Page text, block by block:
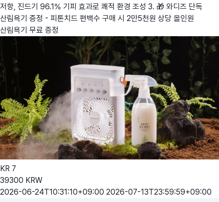
저항, 진드기 96.1% 기피 효과로 쾌적 환경 조성 3. 🎁 와디즈 단독
산림욕기 증정 - 피톤치드 편백수 구매 시 2만5천원 상당 올인원
산림욕기 무료 증정
KR 7
39300 KRW
2026-06-24T10:31:10+09:00 2026-07-13T23:59:59+09:00